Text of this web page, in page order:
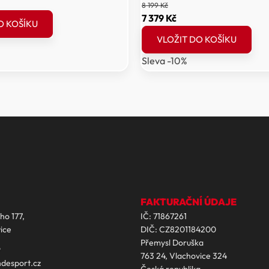
KOŠÍKU
8 199Kč
Původní
cena
byla:
8
7 379 KčAktuální
cena
7
VLOŽIT DO KOŠÍKU
Sleva -10%
177,
FAKTURAČNÍ ÚDAJE
IČ: 71867261
DIČ: CZ8201184200
Přemysl Doruška
763 24, Vlachovice 324